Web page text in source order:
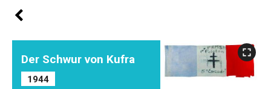
Der Schwur von Kufra
1944